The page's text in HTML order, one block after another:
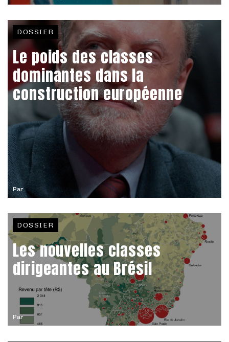
Par
DOSSIER
Le poids des classes
dominantes dans la
construction européenne
Par
DOSSIER
Les nouvelles classes
dirigeantes au Brésil